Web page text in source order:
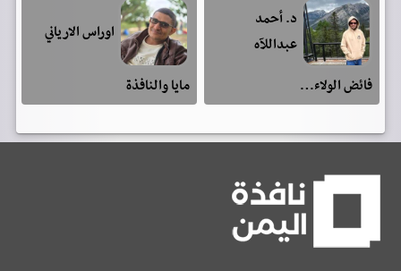
د. أحمد
عبداللآه
فائض الولاء…
اوراس الارياني
مايا والنافذة